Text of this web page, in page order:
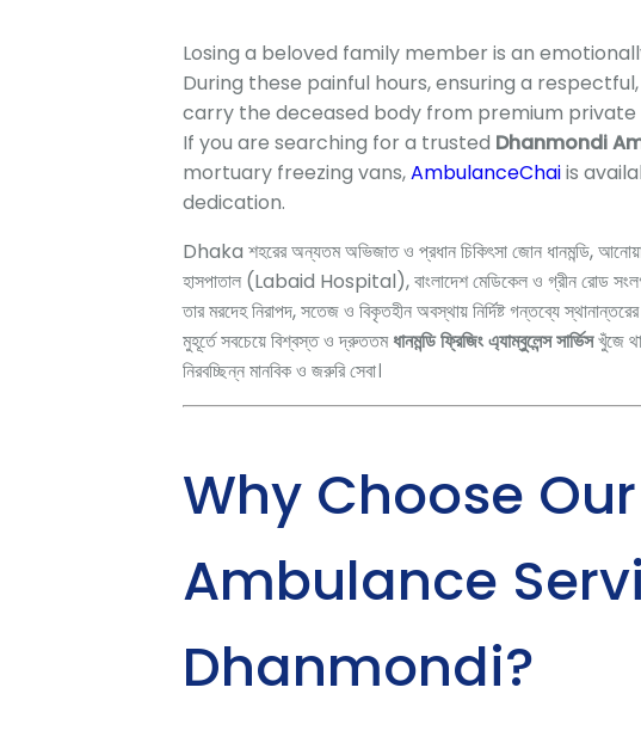
Losing a beloved family member is an
During these painful hours, ensuring a
carry the deceased body from premium
If you are searching for a trusted Dhanmondi
mortuary freezing vans,AmbulanceChaiis
dedication.
Dhaka শহরের অন্যতম অভিজাত ও প্রধান চিকিৎসা জোন ধানমন্ডি,
হাসপাতাল (Labaid Hospital), বাংলাদেশ মেডিকেল ও গ্রীন রোড
তার মরদেহ নিরাপদ, সতেজ ও বিকৃতহীন অবস্থায় নির্দিষ্ট গন্তব্যে
মুহূর্তে সবচেয়ে বিশ্বস্ত ও দ্রুততমধানমন্ডি ফ্রিজিং এ্যাম্বুলেন্স সার্ভিসখুঁজে
নিরবচ্ছিন্ন মানবিক ও জরুরি সেবা।
Why Choose
Ambulance
Dhanmondi?